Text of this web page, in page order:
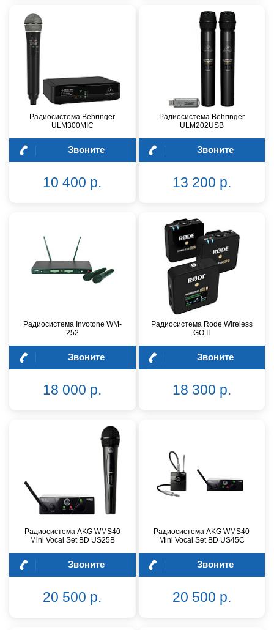
Радиосистема Behringer
ULM300MIC
Звоните
10 400 р.
Радиосистема Behringer
ULM202USB
Звоните
13 200 р.
Радиосистема Invotone WM-
252
Звоните
18 000 р.
Радиосистема Rode Wireless
GO II
Звоните
18 300 р.
Радиосистема AKG WMS40
Mini Vocal Set BD US25B
Звоните
20 500 р.
Радиосистема AKG WMS40
Mini Vocal Set BD US45C
Звоните
20 500 р.